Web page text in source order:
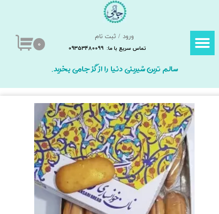
ورود / ثبت نام
تغییر گذر واژه
خروج از حساب کاربری
تماس سریع با ما: 09353480099 ۰
سالم ترین شیرینی دنیا را از گز جامی بخرید.